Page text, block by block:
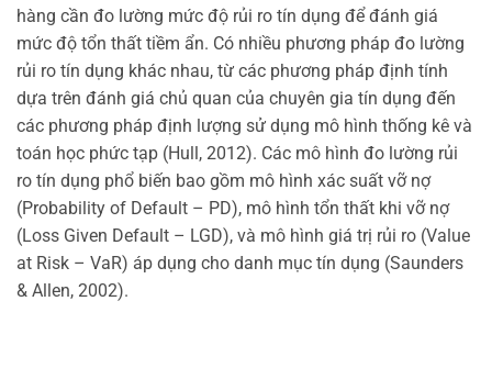
hàng cần đo lường mức độ rủi ro tín dụng để đánh giá
mức độ tổn thất tiềm ẩn. Có nhiều phương pháp đo lường
rủi ro tín dụng khác nhau, từ các phương pháp định tính
dựa trên đánh giá chủ quan của chuyên gia tín dụng đến
các phương pháp định lượng sử dụng mô hình thống kê và
toán học phức tạp (Hull, 2012). Các mô hình đo lường rủi
ro tín dụng phổ biến bao gồm mô hình xác suất vỡ nợ
(Probability of Default – PD), mô hình tổn thất khi vỡ nợ
(Loss Given Default – LGD), và mô hình giá trị rủi ro (Value
at Risk – VaR) áp dụng cho danh mục tín dụng (Saunders
& Allen, 2002).